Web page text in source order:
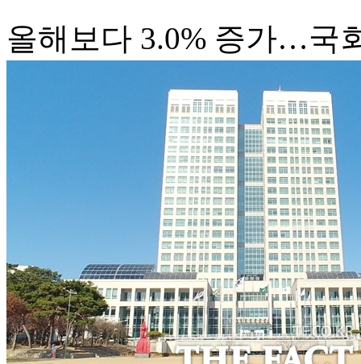
올해보다 3.0% 증가…국